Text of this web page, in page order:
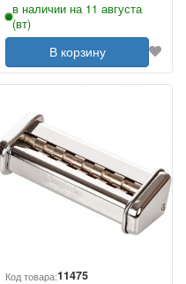
в наличии на 11 августа
(вт)
В корзину
Код товара:11475